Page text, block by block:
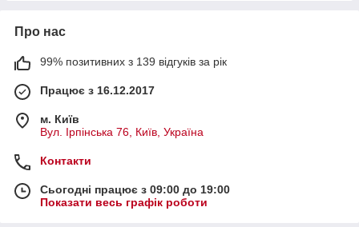
Про нас
99% позитивних з 139 відгуків за рік
Працює з 16.12.2017
м. Київ
Вул. Ірпінська 76, Київ, Україна
Контакти
Сьогодні працює з 09:00 до 19:00
Показати весь графік роботи